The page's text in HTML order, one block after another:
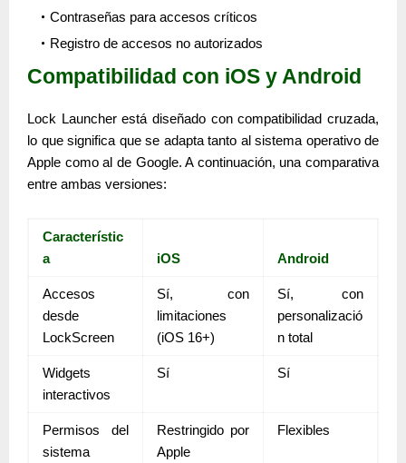
Contraseñas para accesos críticos
Registro de accesos no autorizados
Compatibilidad con iOS y Android
Lock Launcher está diseñado con compatibilidad cruzada,
lo que significa que se adapta tanto al sistema operativo de
Apple como al de Google. A continuación, una comparativa
entre ambas versiones:
Característic
a
iOS Android
Accesos
desde
LockScreen
Sí, con
limitaciones
(iOS 16+)
Sí, con
personalizació
n total
Widgets
interactivos
Sí Sí
Permisos del
sistema
Restringido por
Apple
Flexibles